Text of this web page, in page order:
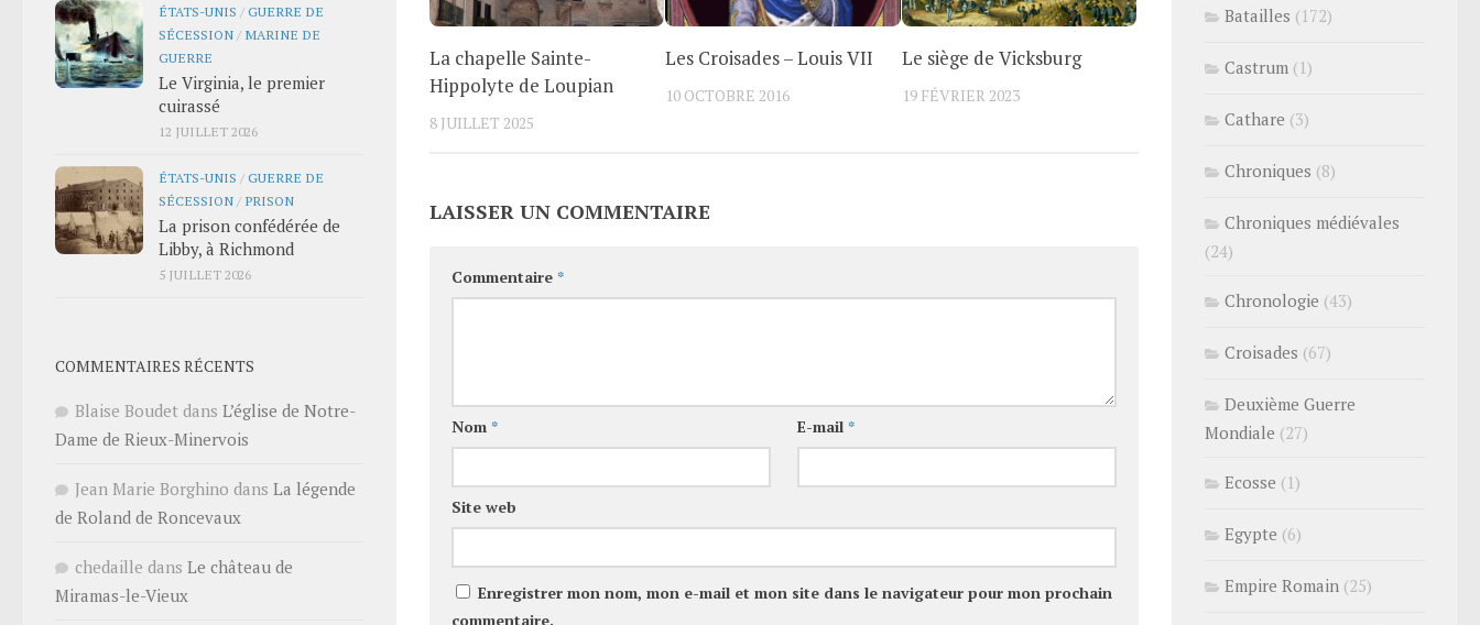
La chapelle Sainte-
Hippolyte de Loupian
8 JUILLET 2025
Les Croisades – Louis VII
10 OCTOBRE 2016
Le siège de Vicksburg
19 FÉVRIER 2023
LAISSER UN COMMENTAIRE
Commentaire *
Nom * E-mail *
Site web
Enregistrer mon nom, mon e-mail et mon site dans le navigateur pour mon prochain
commentaire.
ÉTATS-UNIS /GUERRE DE
SÉCESSION / MARINE DE
GUERRE
Le Virginia, le premier
cuirassé
12 JUILLET 2026
ÉTATS-UNIS /GUERRE DE
SÉCESSION / PRISON
La prison confédérée de
Libby, à Richmond
5 JUILLET 2026
COMMENTAIRES RÉCENTS
Blaise Boudet dans L’église de Notre-
Dame de Rieux-Minervois
Jean Marie Borghino dans La légende
de Roland de Roncevaux
chedaille dans Le château de
Miramas-le-Vieux
Batailles (172)
Castrum (1)
Cathare (3)
Chroniques (8)
Chroniques médiévales
(24)
Chronologie (43)
Croisades (67)
Deuxième Guerre
Mondiale (27)
Ecosse (1)
Egypte (6)
Empire Romain (25)